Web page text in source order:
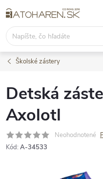
na
obsah
Školské zástery
Detská
Axolotl
Neohodnotené
Kód: A-34533